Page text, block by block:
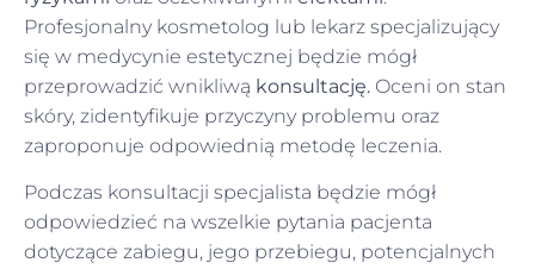
Profesjonalny kosmetolog lub lekarz specjalizujący
się w medycynie estetycznej będzie mógł
przeprowadzić wnikliwą konsultację. Oceni on stan
skóry, zidentyfikuje przyczyny problemu oraz
zaproponuje odpowiednią metodę leczenia.
Podczas konsultacji specjalista będzie mógł
odpowiedzieć na wszelkie pytania pacjenta
dotyczące zabiegu, jego przebiegu, potencjalnych